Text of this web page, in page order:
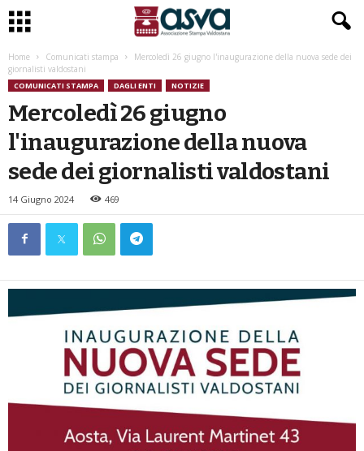
Home Comunicati stampa
Mercoledì 26 giugno l'inaugurazione della nuova sede dei
giornalisti valdostani
COMUNICATI STAMPA DAGLI ENTI NOTIZIE
Mercoledì 26 giugno
l'inaugurazione della nuova
sede dei giornalisti valdostani
14 Giugno 2024 469